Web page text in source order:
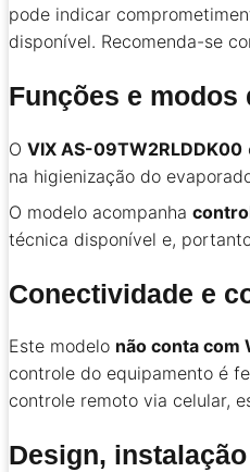
pode indicar
disponível. Recomenda-se
Funções e modos
O VIX AS-09TW2RLDDK00
na higienização do
O modelo acompanha
técnica disponível e,
Conectividade e
Este modelo não conta com
controle do equipamento é
controle remoto via celular,
Design,